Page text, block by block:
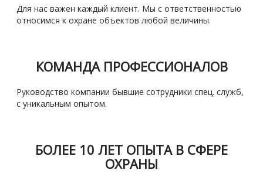
Для нас важен каждый клиент. Мы с ответственностью
относимся к охране объектов любой величины.
КОМАНДА ПРОФЕССИОНАЛОВ
Руководство компании бывшие сотрудники спец. служб,
с уникальным опытом.
БОЛЕЕ 10 ЛЕТ ОПЫТА В СФЕРЕ
ОХРАНЫ